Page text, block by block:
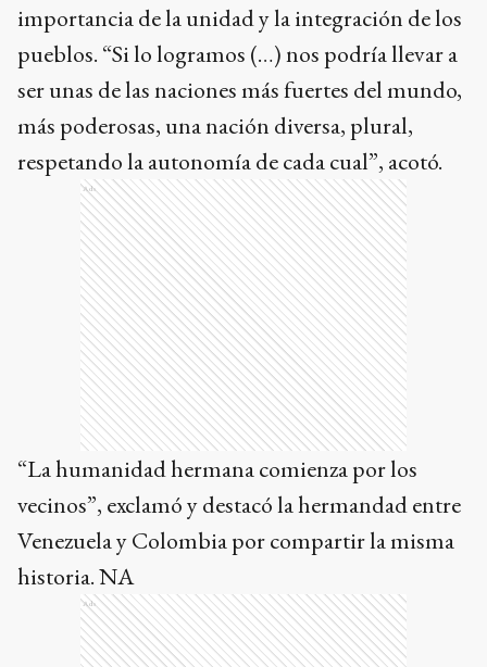
importancia de la unidad y la integración de los
pueblos. “Si lo logramos (…) nos podría llevar a
ser unas de las naciones más fuertes del mundo,
más poderosas, una nación diversa, plural,
respetando la autonomía de cada cual”, acotó.
Ads
“La humanidad hermana comienza por los
vecinos”, exclamó y destacó la hermandad entre
Venezuela y Colombia por compartir la misma
historia. NA
Ads